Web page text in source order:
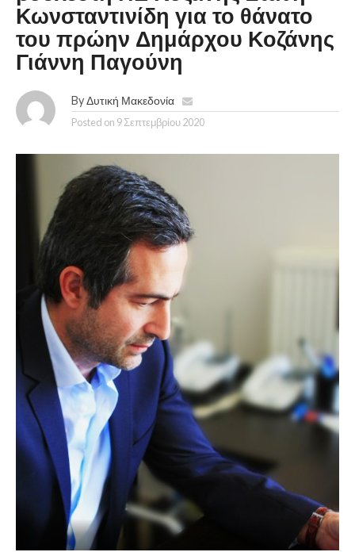
Κωνσταντινίδη για το θάνατο
του πρώην Δημάρχου Κοζάνης
Γιάννη Παγούνη
By Δυτική Μακεδονία
Posted on 9 Σεπτεμβρίου 2020